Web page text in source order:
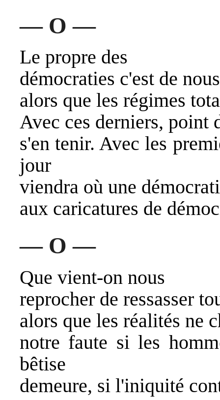
— O —
Le propre des
démocraties c'est de
alors que les régimes
Avec ces derniers, point
s'en tenir. Avec les
jour
viendra où une
aux caricatures de
— O —
Que vient-on nous
reprocher de ressasser
alors que les réalités ne
notre faute si les
bêtise
demeure, si l'iniquité